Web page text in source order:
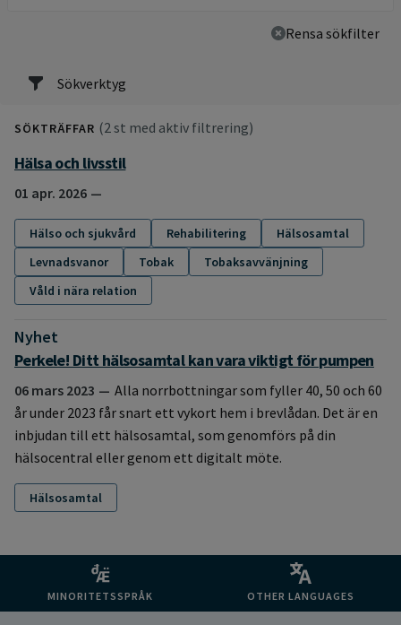
Sökverktyg
Rensa sökfilter
SÖKTRÄFFAR (2 st med aktiv filtrering)
Hälsa och livsstil
01 apr. 2026
Hälso och sjukvård Rehabilitering
Hälsosamtal
Levnadsvanor
Tobak
Tobaksavvänjning
Våld i nära relation
Nyhet
:
Perkele! Ditt hälsosamtal kan vara viktigt för pumpen
06 mars 2023
Alla norrbottningar som fyller 40, 50 och 60
år under 2023 får snart ett vykort hem i brevlådan. Det är en
inbjudan till ett hälsosamtal, som genomförs på din
hälsocentral eller genom ett digitalt möte.
Hälsosamtal
MINORITETSSPRÅK OTHER LANGUAGES